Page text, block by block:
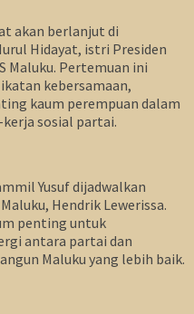
akan berlanjut di
Hidayat, istri Presiden
Maluku. Pertemuan ini
kebersamaan,
kaum perempuan dalam
sosial partai.
Yusuf dijadwalkan
Hendrik Lewerissa.
penting untuk
antara partai dan
Maluku yang lebih baik.